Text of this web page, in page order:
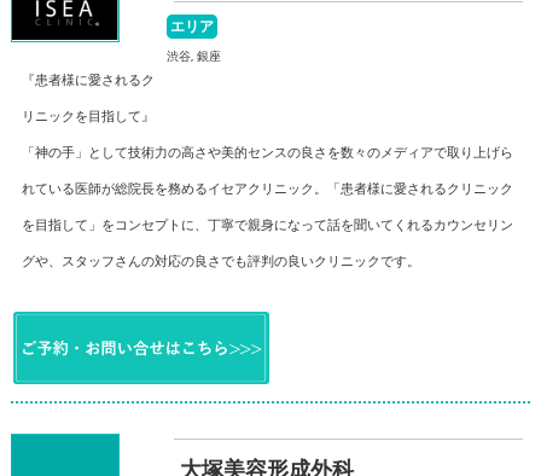
エリア
渋谷, 銀座
『患者様に愛されるク
リニックを目指して』
「神の手」として技術力の高さや美的センスの良さを数々のメディアで取り上げら
れている医師が総院長を務めるイセアクリニック。「患者様に愛されるクリニック
を目指して」をコンセプトに、丁寧で親身になって話を聞いてくれるカウンセリン
グや、スタッフさんの対応の良さでも評判の良いクリニックです。
大塚美容形成外科